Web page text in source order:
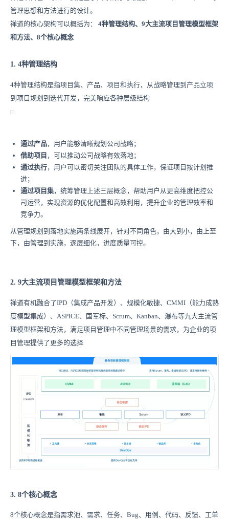
管理思想和方法进行的设计。
禅道的核心架构可以概括为： 4种管理结构、9大主流项目管理模型框架
和方法、8个核心概念
1. 4种管理结构
4种管理结构是指项目集、产品、项目和执行，从战略管理到产品立项
到项目规划到迭代开发，完美响应各种层级结构
通过产品，用户能够清晰规划公司战略；
借助项目 ，可以推动公司战略有效落地；
通过执行，用户可以密切关注团队的具体工作，保证项目按计划推
进；
通过项目集，统筹管理上述三层概念，帮助用户从更高维度把控公
司运营，实现资源的优化配置和高效利用，提升企业的管理效率和
竞争力。
从管理规划到落地实施两条线展开，针对不同角色，由大到小，由上至
下，由管理到实施，逐层细化，进度质量可控。
2. 9大主流项目管理模型框架和方法
禅道有机融合了IPD（集成产品开发）、规模化敏捷、CMMI（能力成熟
度模型集成）、ASPICE、国军标、Scrum、Kanban、瀑布等九大主流管
理模型框架和方法，满足项目管理中不同管理场景的需求，为企业的项
目管理提供了更多的选择
3. 8个核心概念
8个核心概念是指需求池、需求、任务、Bug、用例、代码、反馈、工单